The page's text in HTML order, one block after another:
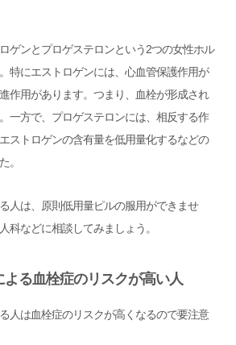
ゲンとプロゲステロンという2つの女性ホル
特にエストロゲンには、心血管保護作用が
作用があります。つまり、血栓が形成され
一方で、プロゲステロンには、相反する作
ストロゲンの含有量を低用量化するなどの
。
人は、原則低用量ピルの服用ができませ
科などに相談してみましょう。
よる血栓症のリスクが高い人
人は血栓症のリスクが高くなるので要注意